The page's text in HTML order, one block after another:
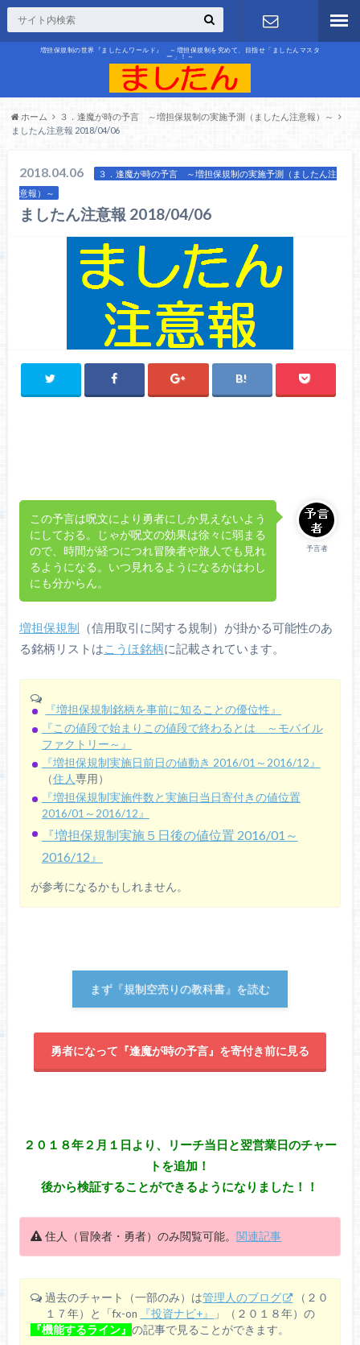
増担保規制の世界『ましたんワールド』 ～増担保規制を究めて、目指せ「ましたんマスタ
ー」！～
お問合せ
ホーム
３．逢魔が時の予言 ～増担保規制の実施予測（ましたん注意報）～
ましたん注意報 2018/04/06
2018.04.06
３．逢魔が時の予言 ～増担保規制の実施予測（ましたん注
意報）～
ましたん注意報 2018/04/06
予言者
この予言は呪文により勇者にしか見えないよう
にしておる。じゃが呪文の効果は徐々に弱まる
ので、時間が経つにつれ冒険者や旅人でも見れ
るようになる。いつ見れるようになるかはわし
にも分からん。
増担保規制
（信用取引に関する規制）が掛かる可能性のあ
る銘柄リストはこうほ銘柄に記載されています。
『増担保規制銘柄を事前に知ることの優位性』
『この値段で始まりこの値段で終わるとは ～モバイル
ファクトリー～』
『増担保規制実施日前日の値動き 2016/01～2016/12』
（住人専用）
『増担保規制実施件数と実施日当日寄付きの値位置
2016/01～2016/12』
『増担保規制実施５日後の値位置 2016/01～
2016/12』
が参考になるかもしれません。
まず『規制空売りの教科書』を読む
勇者になって『逢魔が時の予言』を寄付き前に見る
２０１８年２月１日より、リーチ当日と翌営業日のチャー
トを追加！
後から検証することができるようになりました！！
住人（冒険者・勇者）のみ閲覧可能。 関連記事
過去のチャート（一部のみ）は管理人のブログ
（２０
１７年）と「fx-on
『投資ナビ+』
」（２０１８年）の
『機能するライン』の記事で見ることができます。